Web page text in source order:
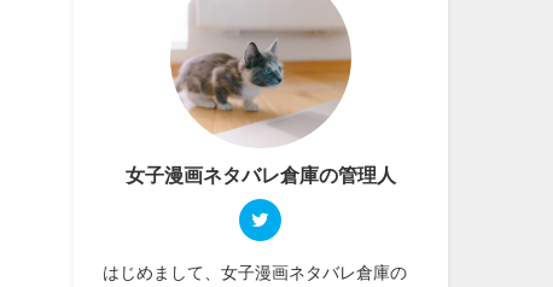
女子漫画ネタバレ倉庫の管理人
はじめまして、女子漫画ネタバレ倉庫の